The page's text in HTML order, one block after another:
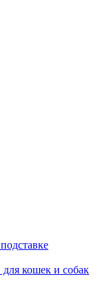
кошек и собак